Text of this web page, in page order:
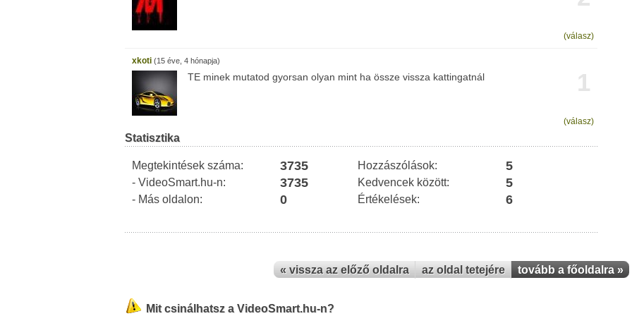
(válasz)
xkoti (15 éve, 4 hónapja)
1
TE minek mutatod gyorsan olyan mint ha össze vissza kattingatnál
(válasz)
Statisztika
Megtekintések száma: 3735 Hozzászólások: 5
- VideoSmart.hu-n: 3735 Kedvencek között: 5
- Más oldalon: 0 Értékelések: 6
« vissza az előző oldalra az oldal tetejére tovább a főoldalra »
Mit csinálhatsz a VideoSmart.hu-n?